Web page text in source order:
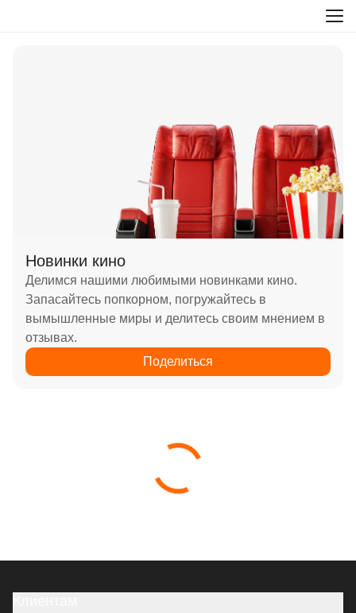
Новинки кино
Делимся нашими любимыми новинками кино.
Запасайтесь попкорном, погружайтесь в
вымышленные миры и делитесь своим мнением в
отзывах.
Поделиться